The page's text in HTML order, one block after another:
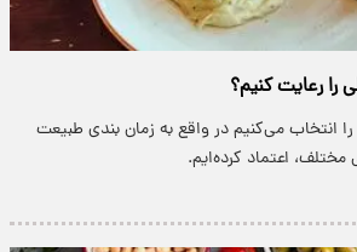
را رعایت کنیم؟
انتخاب می‌کنیم در واقع به زمان بندی طبیعت
اعتماد کرده‌ایم.